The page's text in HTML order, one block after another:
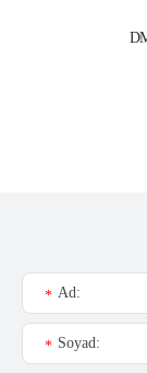
Ad:
*
Soyad:
*